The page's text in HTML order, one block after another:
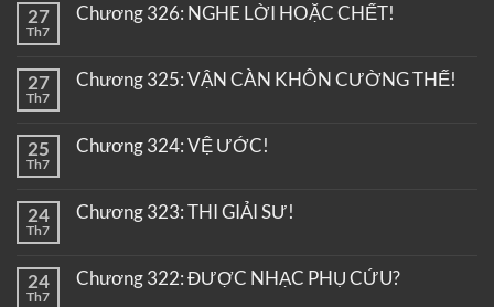
27
Th7
Chương 326: NGHE LỜI HOẶC CHẾT!
27
Th7
Chương 325: VẬN CÀN KHÔN CƯỜNG THẾ!
25
Th7
Chương 324: VỆ ƯỚC!
24
Th7
Chương 323: THI GIẢI SƯ!
24
Th7
Chương 322: ĐƯỢC NHẠC PHỤ CỨU?